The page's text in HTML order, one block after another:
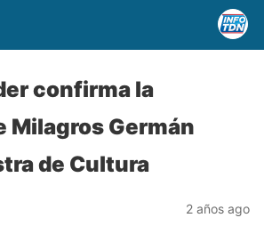
confirma la
Milagros Germán
de Cultura
2 años ago